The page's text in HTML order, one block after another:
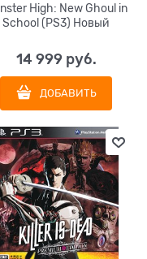
High: New Ghoul in
School (PS3) Новый
14 999 руб.
ДОБАВИТЬ